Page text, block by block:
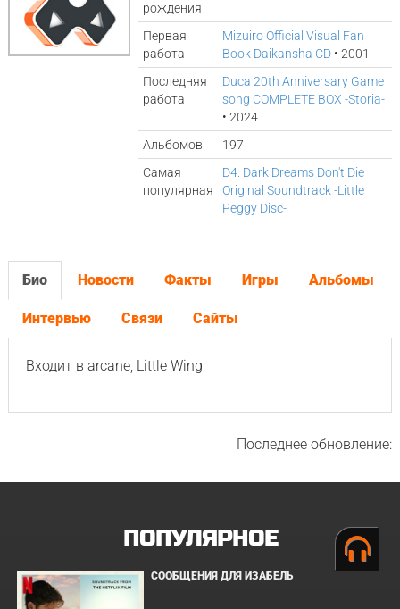
рождения
Первая
работа
Mizuiro Official Visual Fan
Book Daikansha CD • 2001
Последняя
работа
Duca 20th Anniversary Game
song COMPLETE BOX -Storia-
• 2024
Альбомов
197
Самая
популярная
D4: Dark Dreams Don't Die
Original Soundtrack -Little
Peggy Disc-
Био Новости Факты Игры Альбомы
Интервью Связи Сайты
Входит в arcane, Little Wing
Последнее обновление:
ПОПУЛЯРНОЕ
СООБЩЕНИЯ ДЛЯ ИЗАБЕЛЬ